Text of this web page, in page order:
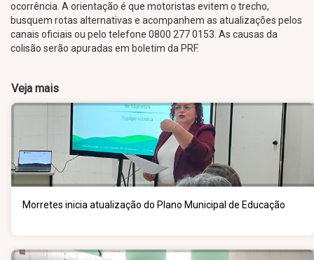
ocorrência. A orientação é que motoristas evitem o trecho,
busquem rotas alternativas e acompanhem as atualizações pelos
canais oficiais ou pelo telefone 0800 277 0153. As causas da
colisão serão apuradas em boletim da PRF.
Veja mais
Morretes inicia atualização do Plano Municipal de Educação